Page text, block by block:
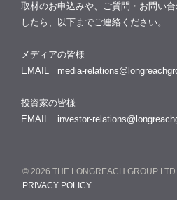
取材のお申込みや、ご質問・お問い
したら、以下までご連絡ください。
メディアの皆様
EMAIL media-
投資家の皆様
EMAIL investor-
© 2026 THE LONGREACH GROUP
PRIVACY POLICY